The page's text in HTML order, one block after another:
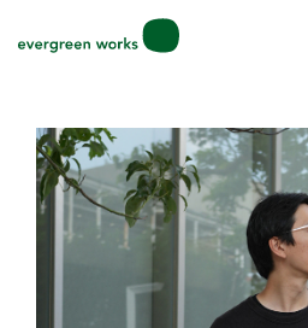
2027年ご入学用ランドセル